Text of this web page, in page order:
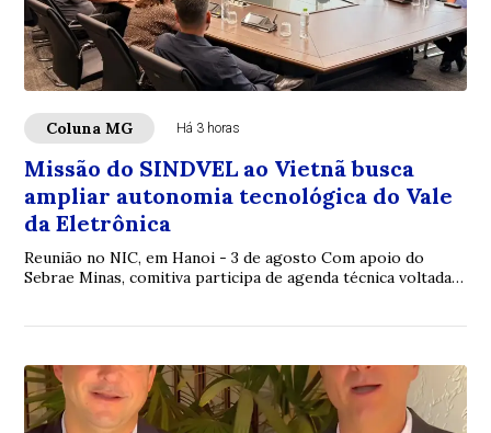
Coluna MG Há 3 horas
Missão do SINDVEL ao Vietnã busca
ampliar autonomia tecnológica do Vale
da Eletrônica
Reunião no NIC, em Hanoi - 3 de agosto Com apoio do
Sebrae Minas, comitiva participa de agenda técnica voltada à